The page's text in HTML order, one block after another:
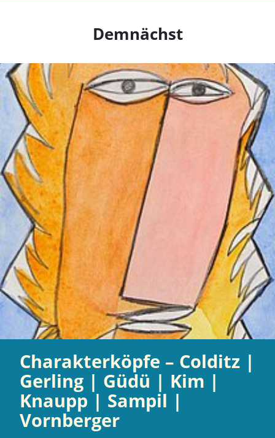
Demnächst
Charakterköpfe – Colditz |
Gerling | Güdü | Kim |
Knaupp | Sampil |
Vornberger